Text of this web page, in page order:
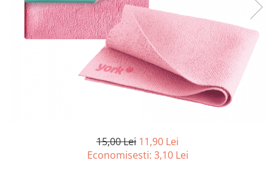
pentru bucatarie
Detergenti Rufe & Intretinere
Textile
textile,masini de spalat ,uscatoare
Solutii indepartare pete si
15,00 Lei 11,90 Lei
Economisesti: 3,10 Lei